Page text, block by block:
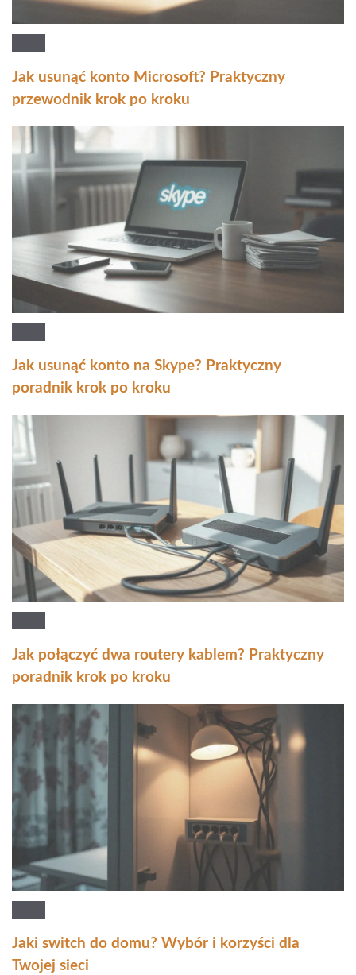
Jak usunąć konto Microsoft? Praktyczny
przewodnik krok po kroku
Jak usunąć konto na Skype? Praktyczny
poradnik krok po kroku
Jak połączyć dwa routery kablem? Praktyczny
poradnik krok po kroku
Jaki switch do domu? Wybór i korzyści dla
Twojej sieci